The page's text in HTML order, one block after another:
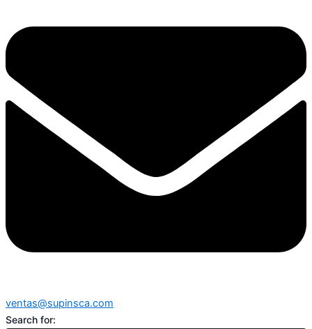
ventas@supinsca.com
Search for: